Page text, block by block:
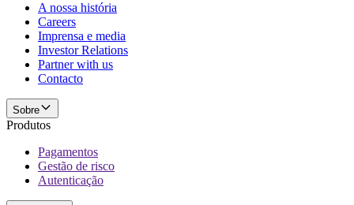
A nossa história
Careers
Imprensa e media
Investor Relations
Partner with us
Contacto
Sobre
Produtos
Pagamentos
Gestão de risco
Autenticação